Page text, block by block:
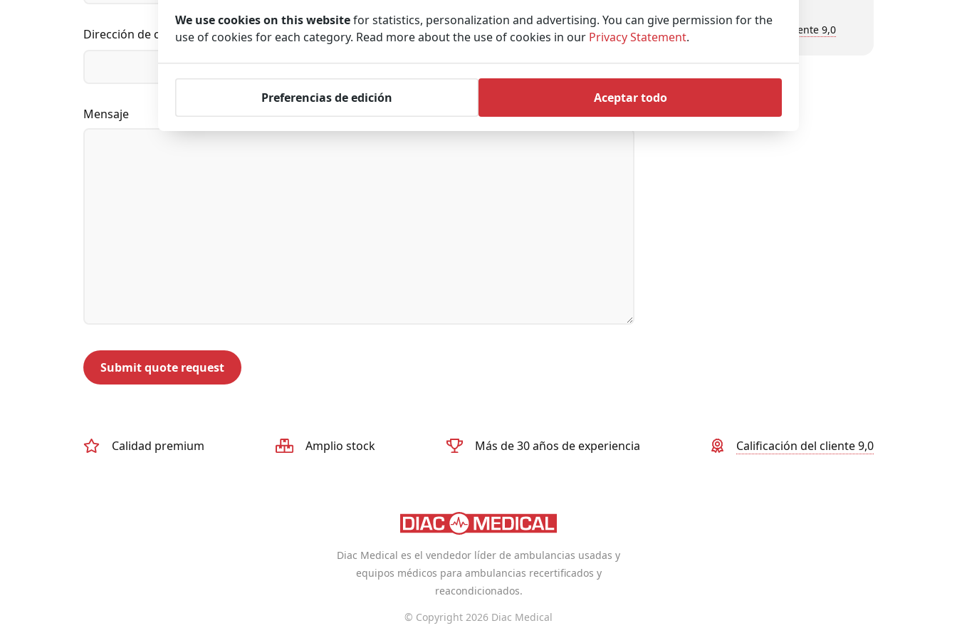
Dirección de correo electrónico
Mensaje
Calificación del cliente 9,0
Calidad premium Amplio stock Más de 30 años de experiencia Calificación del cliente 9,0
Diac Medical es el vendedor líder de ambulancias usadas y
equipos médicos para ambulancias recertificados y
reacondicionados.
© Copyright 2026 Diac Medical
We use cookies on this websitefor statistics, personalization and advertising. You can give permission for the
use of cookies for each category. Read more about the use of cookies in our Privacy Statement.
Preferencias de edición Aceptar todo